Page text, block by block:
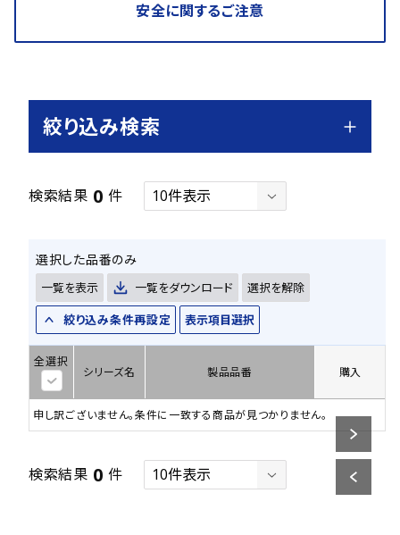
安全に関するご注意
絞り込み検索
検索結果 0 件
選択した品番のみ
一覧を表示 一覧をダウンロード
選択を解除
絞り込み条件再設定
表示項目選択
全選択
シリーズ名 製品品番 購入
申し訳ございません。条件に一致する商品が見つかりません。
検索結果 0 件